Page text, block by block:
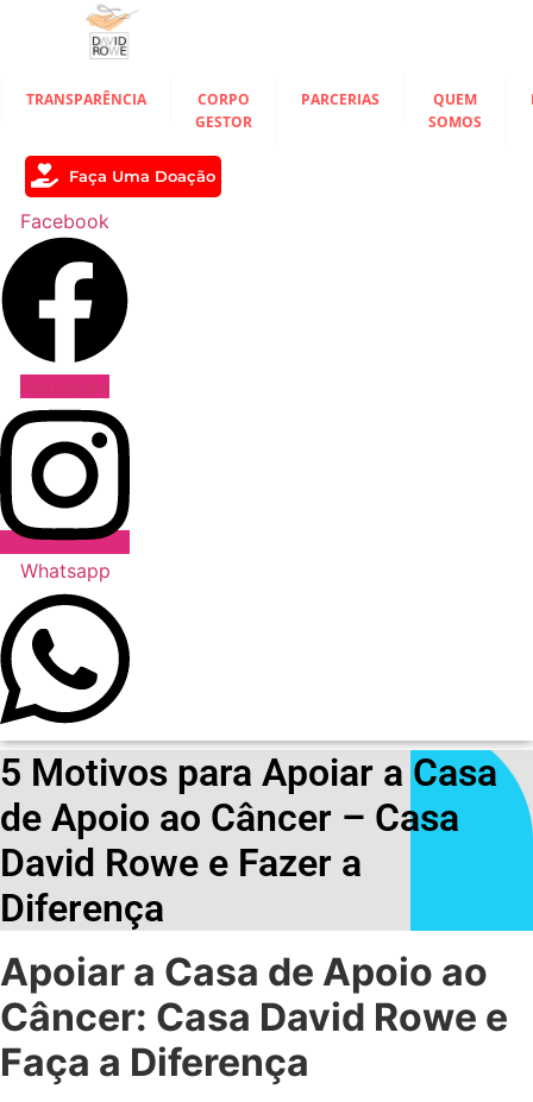
conteúdo
TRANSPARÊNCIA
CORPO
GESTOR
PARCERIAS
QUEM
SOMOS
Faça Uma Doação
Facebook
Whatsapp
5 Motivos para Apoiar a Casa
de Apoio ao Câncer – Casa
David Rowe e Fazer a
Diferença
Apoiar a Casa de Apoio ao
Câncer: Casa David Rowe e
Faça a Diferença